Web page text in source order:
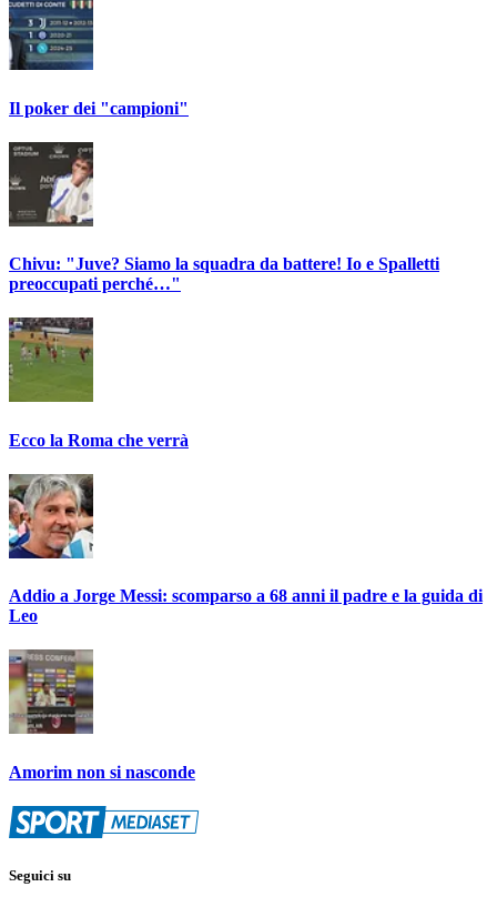
Il poker dei "campioni"
Chivu: "Juve? Siamo la squadra da battere! Io e Spalletti
preoccupati perché…"
Ecco la Roma che verrà
Addio a Jorge Messi: scomparso a 68 anni il padre e la guida di
Leo
Amorim non si nasconde
Seguici su